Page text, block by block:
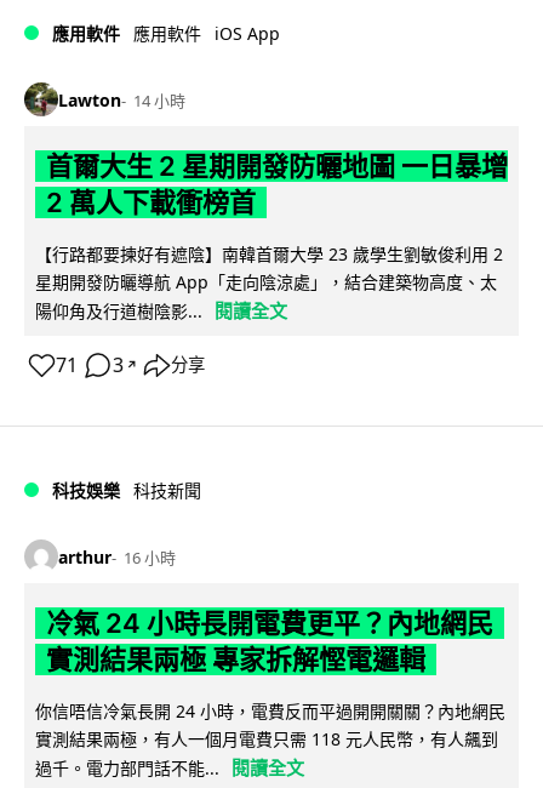
應用軟件 應用軟件 iOS App
Lawton 14 小時
首爾大生 2 星期開發防曬地圖 一日暴增
2 萬人下載衝榜首
【行路都要揀好有遮陰】南韓首爾大學 23 歲學生劉敏俊利用 2
星期開發防曬導航 App「走向陰涼處」，結合建築物高度、太
陽仰角及行道樹陰影...
閱讀全文
71 3 ↗ 分享
科技娛樂 科技新聞
arthur 16 小時
冷氣 24 小時長開電費更平？內地網民
實測結果兩極 專家拆解慳電邏輯
你信唔信冷氣長開 24 小時，電費反而平過開開關關？內地網民
實測結果兩極，有人一個月電費只需 118 元人民幣，有人飆到
過千。電力部門話不能...
閱讀全文